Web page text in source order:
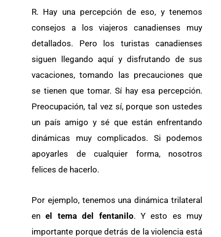
R. Hay una percepción de eso, y tenemos
consejos a los viajeros canadienses muy
detallados. Pero los turistas canadienses
siguen llegando aquí y disfrutando de sus
vacaciones, tomando las precauciones que
se tienen que tomar. Sí hay esa percepción.
Preocupación, tal vez sí, porque son ustedes
un país amigo y sé que están enfrentando
dinámicas muy complicados. Si podemos
apoyarles de cualquier forma, nosotros
felices de hacerlo.
Por ejemplo, tenemos una dinámica trilateral
en el tema del fentanilo. Y esto es muy
importante porque detrás de la violencia está